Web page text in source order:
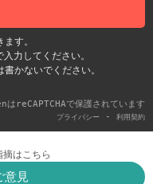
す。
力してください。
かないでください。
はreCAPTCHAで保護されています
プライバシー - 利用契約
はこちら
意見